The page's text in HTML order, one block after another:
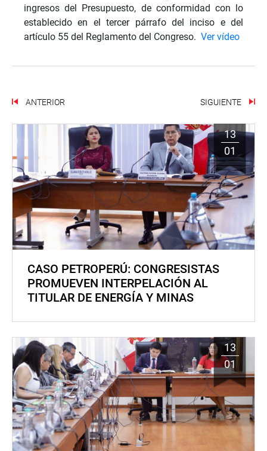
ingresos del Presupuesto, de conformidad con lo
establecido en el tercer párrafo del inciso e del
artículo 55 del Reglamento del Congreso. Ver vídeo
ANTERIOR SIGUIENTE
13
01
CASO PETROPERÚ: CONGRESISTAS
PROMUEVEN INTERPELACIÓN AL
TITULAR DE ENERGÍA Y MINAS
13
01